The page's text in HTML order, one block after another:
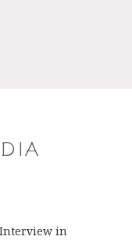
Interview in